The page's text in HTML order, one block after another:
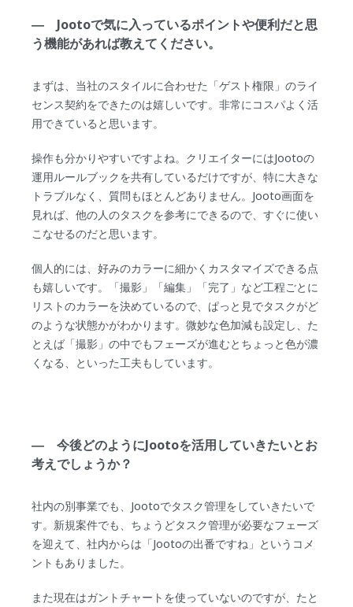
― Jootoで気に入っているポイントや便利だと思
う機能があれば教えてください。
まずは、当社のスタイルに合わせた「ゲスト権限」のライ
センス契約をできたのは嬉しいです。非常にコスパよく活
用できていると思います。
操作も分かりやすいですよね。クリエイターにはJootoの
運用ルールブックを共有しているだけですが、特に大きな
トラブルなく、質問もほとんどありません。Jooto画面を
見れば、他の人のタスクを参考にできるので、すぐに使い
こなせるのだと思います。
個人的には、好みのカラーに細かくカスタマイズできる点
も嬉しいです。「撮影」「編集」「完了」など工程ごとに
リストのカラーを決めているので、ぱっと見でタスクがど
のような状態かがわかります。微妙な色加減も設定し、た
とえば「撮影」の中でもフェーズが進むとちょっと色が濃
くなる、といった工夫もしています。
― 今後どのようにJootoを活用していきたいとお
考えでしょうか？
社内の別事業でも、Jootoでタスク管理をしていきたいで
す。新規案件でも、ちょうどタスク管理が必要なフェーズ
を迎えて、社内からは「Jootoの出番ですね」というコメ
ントもありました。
また現在はガントチャートを使っていないのですが、たと